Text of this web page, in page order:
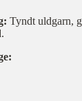
Tyndt uldgarn,